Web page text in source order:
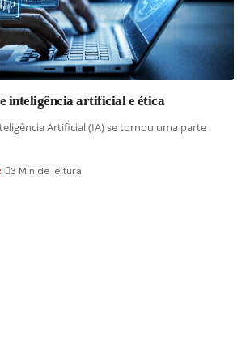
inteligência artificial e ética
Artificial (IA) se tornou uma parte
3 Min de leitura